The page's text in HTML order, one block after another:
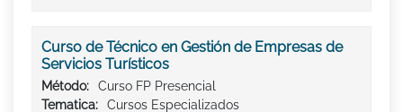
Curso de Técnico en Gestión de Empresas de
Servicios Turísticos
Método:
Curso FP Presencial
Tematica:
Cursos Especializados